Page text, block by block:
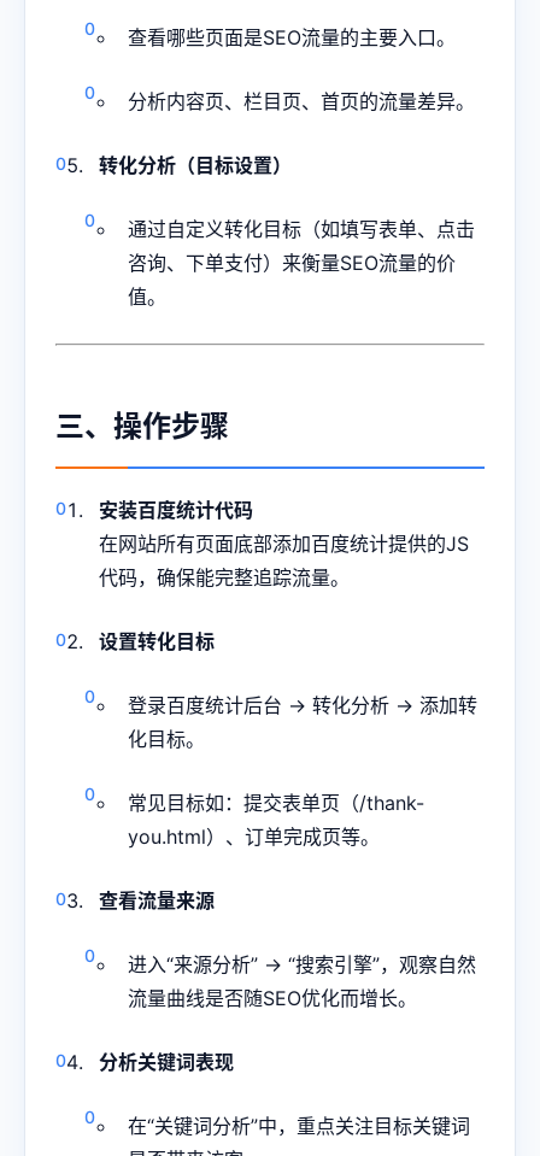
查看哪些页面是SEO流量的主要入口。
分析内容页、栏目页、首页的流量差异。
转化分析（目标设置）
通过自定义转化目标（如填写表单、点击
咨询、下单支付）来衡量SEO流量的价
值。
三、操作步骤
安装百度统计代码
在网站所有页面底部添加百度统计提供的JS
代码，确保能完整追踪流量。
设置转化目标
登录百度统计后台 → 转化分析 → 添加转
化目标。
常见目标如：提交表单页（/thank-
you.html）、订单完成页等。
查看流量来源
进入“来源分析” → “搜索引擎”，观察自然
流量曲线是否随SEO优化而增长。
分析关键词表现
在“关键词分析”中，重点关注目标关键词